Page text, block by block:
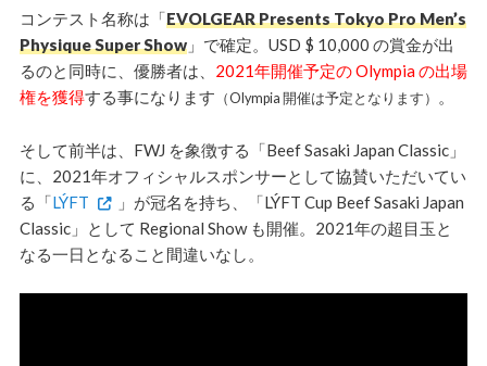
コンテスト名称は「EVOLGEAR Presents Tokyo Pro Men’s
Physique Super Show」で確定。USD $ 10,000 の賞金が出
るのと同時に、優勝者は、 2021年開催予定の Olympia の出場
権を獲得する事になります （Olympia 開催は予定となります） 。
そして前半は、FWJ を象徴する「Beef Sasaki Japan Classic」
に、2021年オフィシャルスポンサーとして協賛いただいてい
る「LÝFT
」が冠名を持ち、「LÝFT Cup Beef Sasaki Japan
Classic」として Regional Show も開催。2021年の超目玉と
なる一日となること間違いなし。